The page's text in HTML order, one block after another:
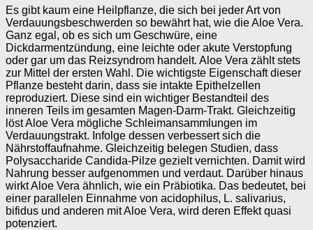
Es gibt kaum eine Heilpflanze, die sich bei jeder Art von
Verdauungsbeschwerden so bewährt hat, wie die Aloe Vera.
Ganz egal, ob es sich um Geschwüre, eine
Dickdarmentzündung, eine leichte oder akute Verstopfung
oder gar um das Reizsyndrom handelt. Aloe Vera zählt stets
zur Mittel der ersten Wahl. Die wichtigste Eigenschaft dieser
Pflanze besteht darin, dass sie intakte Epithelzellen
reproduziert. Diese sind ein wichtiger Bestandteil des
inneren Teils im gesamten Magen-Darm-Trakt. Gleichzeitig
löst Aloe Vera mögliche Schleimansammlungen im
Verdauungstrakt. Infolge dessen verbessert sich die
Nährstoffaufnahme. Gleichzeitig belegen Studien, dass
Polysaccharide Candida-Pilze gezielt vernichten. Damit wird
Nahrung besser aufgenommen und verdaut. Darüber hinaus
wirkt Aloe Vera ähnlich, wie ein Präbiotika. Das bedeutet, bei
einer parallelen Einnahme von acidophilus, L. salivarius,
bifidus und anderen mit Aloe Vera, wird deren Effekt quasi
potenziert.